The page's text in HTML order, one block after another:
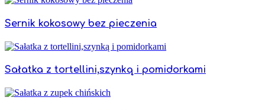
Sernik kokosowy bez pieczenia
Sałatka z tortellini,szynką i pomidorkami